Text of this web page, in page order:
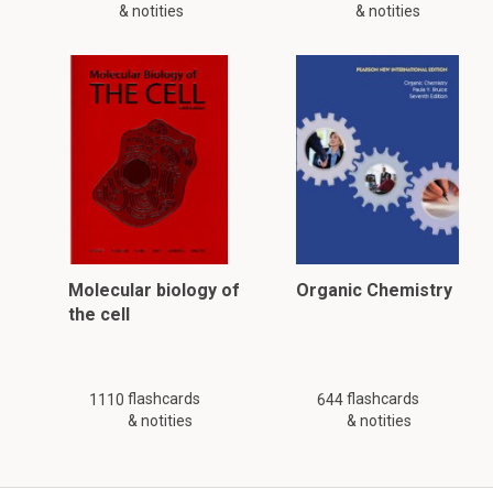
& notities
& notities
Molecular biology of
the cell
1110 flashcards
& notities
Organic Chemistry
644 flashcards
& notities